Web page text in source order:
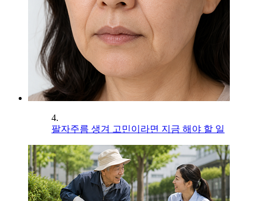
4.
팔자주름 생겨 고민이라면 지금 해야 할 일